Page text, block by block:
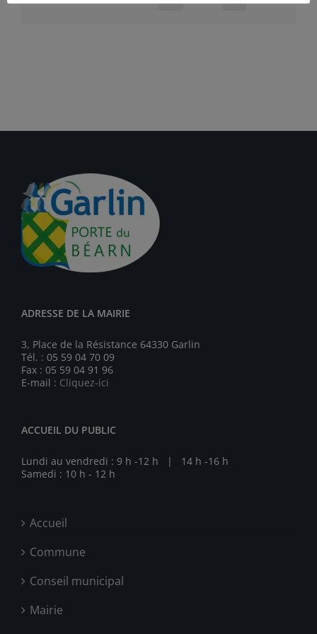
ADRESSE DE LA MAIRIE
3, Place de la Résistance 64330 Garlin
Tél. : 05 59 04 70 09
Fax : 05 59 04 91 96
E-mail : Cliquez-ici
ACCUEIL DU PUBLIC
Lundi au vendredi : 9 h -12 h | 14 h -16 h
Samedi : 10 h - 12 h
Accueil
Commune
Conseil municipal
Mairie